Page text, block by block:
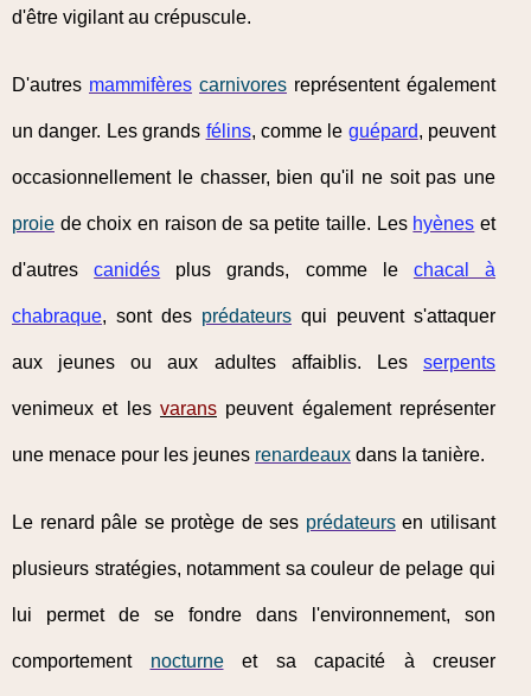
d'être vigilant au crépuscule.
D'autres mammifères carnivores représentent également
un danger. Les grands félins, comme le guépard, peuvent
occasionnellement le chasser, bien qu'il ne soit pas une
proie de choix en raison de sa petite taille. Les hyènes et
d'autrescanidés plus grands, comme le chacal à
chabraque, sont des prédateurs qui peuvent s'attaquer
aux jeunes ou aux adultes affaiblis. Les serpents
venimeux et les varans peuvent également représenter
une menace pour les jeunes renardeaux dans la tanière.
Le renard pâle se protège de ses prédateursen utilisant
plusieurs stratégies, notamment sa couleur de pelage qui
lui permet de se fondre dans l'environnement, son
comportement nocturneet sa capacité à creuser